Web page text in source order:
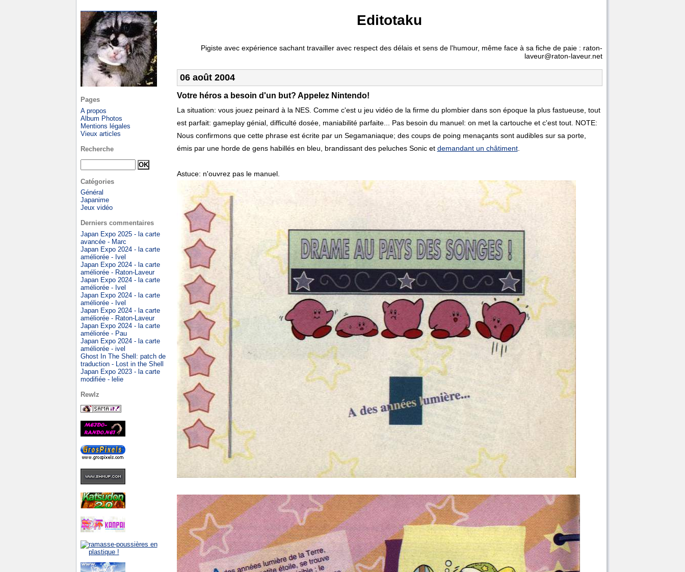
Editotaku
Pigiste avec expérience sachant travailler avec respect des délais et sens de l'humour, même face à sa fiche de paie : raton-
laveur@raton-laveur.net
06 août 2004
Votre héros a besoin d'un but? Appelez Nintendo!
La situation: vous jouez peinard à la NES. Comme c'est u jeu vidéo de la firme du plombier dans son époque la plus fastueuse, tout
est parfait: gameplay génial, difficulté dosée, maniabilité parfaite... Pas besoin du manuel: on met la cartouche et c'est tout. NOTE:
Nous confirmons que cette phrase est écrite par un Segamaniaque; des coups de poing menaçants sont audibles sur sa porte,
émis par une horde de gens habillés en bleu, brandissant des peluches Sonic et demandant un châtiment.
Astuce: n'ouvrez pas le manuel.
Pages
A propos
Album Photos
Mentions légales
Vieux articles
Recherche
Catégories
Général
Japanime
Jeux vidéo
Derniers commentaires
Japan Expo 2025 - la carte
avancée - Marc
Japan Expo 2024 - la carte
améliorée - Ivel
Japan Expo 2024 - la carte
améliorée - Raton-Laveur
Japan Expo 2024 - la carte
améliorée - Ivel
Japan Expo 2024 - la carte
améliorée - Ivel
Japan Expo 2024 - la carte
améliorée - Raton-Laveur
Japan Expo 2024 - la carte
améliorée - Pau
Japan Expo 2024 - la carte
améliorée - ivel
Ghost In The Shell: patch de
traduction - Lost in the Shell
Japan Expo 2023 - la carte
modifiée - lelie
Rewlz